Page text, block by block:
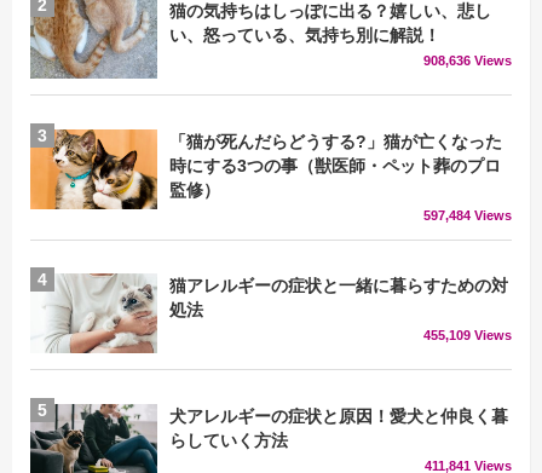
猫の気持ちはしっぽに出る？嬉しい、悲し
い、怒っている、気持ち別に解説！
908,636 Views
「猫が死んだらどうする?」猫が亡くなった
時にする3つの事（獣医師・ペット葬のプロ
監修）
597,484 Views
猫アレルギーの症状と一緒に暮らすための対
処法
455,109 Views
犬アレルギーの症状と原因！愛犬と仲良く暮
らしていく方法
411,841 Views